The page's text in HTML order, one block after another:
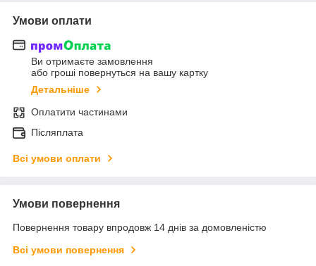
Умови оплати
Ви отримаєте замовлення
або гроші повернуться на вашу картку
Детальніше
Оплатити частинами
Післяплата
Всі умови оплати
Умови повернення
Повернення товару впродовж 14 днів за домовленістю
Всі умови повернення